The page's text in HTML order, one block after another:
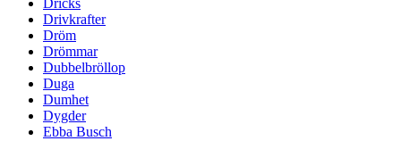
Drivkrafter
Dröm
Drömmar
Dubbelbröllop
Duga
Dumhet
Dygder
Ebba Busch